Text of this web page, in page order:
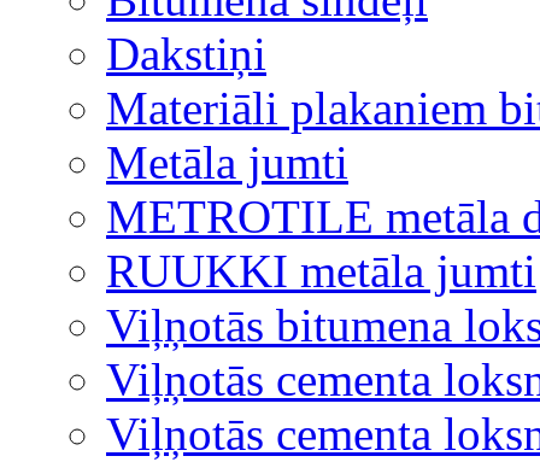
Dakstiņi
Materiāli plakaniem
Metāla jumti
METROTILE metāla
RUUKKI metāla jumti
Viļņotās bitumena
Viļņotās cementa
Viļņotās cementa